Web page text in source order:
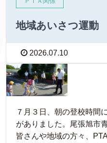
地域あいさつ運動
2026.07.10
７月３日、朝の登校時間
がありました。尾張旭市
皆さんや地域の方々、